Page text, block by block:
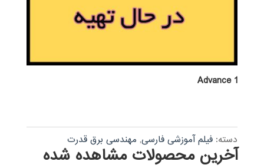
Advance 1
دسته: فیلم آموزشی فارسی, مهندسی برق قدرت
آخرین محصولات مشاهده شده